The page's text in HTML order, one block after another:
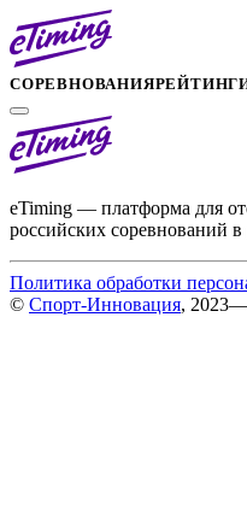
СОРЕВНОВАНИЯ
eTiming — платформа для
российских соревнований
Политика обработки
© Спорт-Инновация,